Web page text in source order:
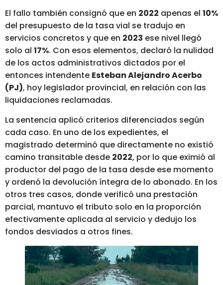
El fallo también consignó que en 2022 apenas el 10%
del presupuesto de la tasa vial se tradujo en
servicios concretos y que en 2023 ese nivel llegó
solo al 17%. Con esos elementos, declaró la nulidad
de los actos administrativos dictados por el
entonces intendente Esteban Alejandro Acerbo
(PJ), hoy legislador provincial, en relación con las
liquidaciones reclamadas.
La sentencia aplicó criterios diferenciados según
cada caso. En uno de los expedientes, el
magistrado determinó que directamente no existió
camino transitable desde 2022, por lo que eximió al
productor del pago de la tasa desde ese momento
y ordenó la devolución íntegra de lo abonado. En los
otros tres casos, donde verificó una prestación
parcial, mantuvo el tributo solo en la proporción
efectivamente aplicada al servicio y dedujo los
fondos desviados a otros fines.